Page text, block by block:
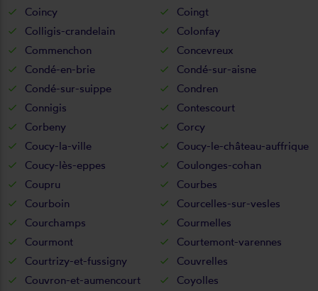
Coincy
Coingt
Colligis-crandelain
Colonfay
Commenchon
Concevreux
Condé-en-brie
Condé-sur-aisne
Condé-sur-suippe
Condren
Connigis
Contescourt
Corbeny
Corcy
Coucy-la-ville
Coucy-le-château-auffrique
Coucy-lès-eppes
Coulonges-cohan
Coupru
Courbes
Courboin
Courcelles-sur-vesles
Courchamps
Courmelles
Courmont
Courtemont-varennes
Courtrizy-et-fussigny
Couvrelles
Couvron-et-aumencourt
Coyolles